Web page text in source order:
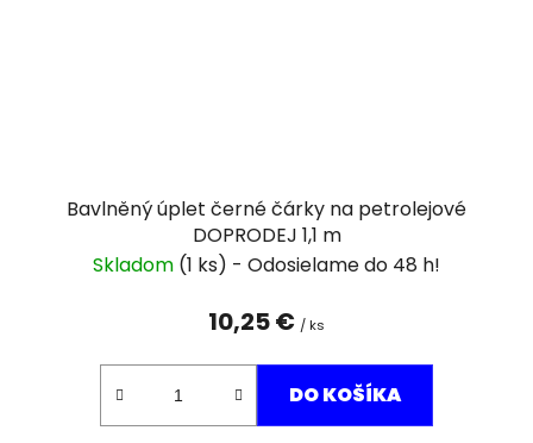
Bavlněný úplet černé čárky na petrolejové
DOPRODEJ 1,1 m
Skladom (1 ks)
10,25 € / ks
DO KOŠÍKA